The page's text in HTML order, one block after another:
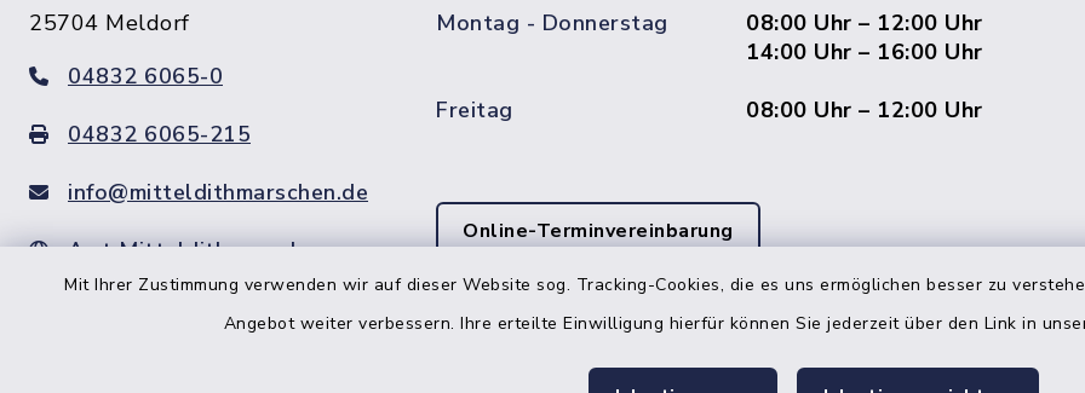
Mit Ihrer Zustimmung verwenden wir auf dieser Website sog. Tracking-Cookies, die es uns ermöglichen besser zu
Angebot weiter verbessern. Ihre erteilte Einwilligung hierfür können Sie jederzeit über den Link in
25704 Meldorf
04832 6065-0
04832 6065-215
info@mitteldithmarschen.de
Amt Mitteldithmarschen
Montag - Donnerstag
08:00 Uhr – 12:00 Uhr
14:00 Uhr – 16:00 Uhr
Freitag
08:00 Uhr – 12:00 Uhr
Online-Terminvereinbarung
Haben Sie ein dringendes Anliegen, finden aber online
keinen zeitnahen Termin? Rufen Sie uns gerne unter der